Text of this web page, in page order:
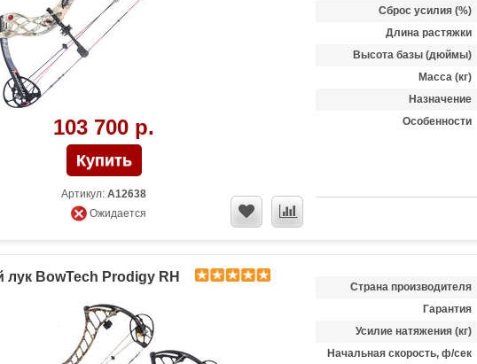
103 700 р.
Артикул: A12638
Ожидается
Сброс усилия (%)
Длина растяжки
Высота базы (дюймы)
Масса (кг)
Назначение
Особенности
BowTech Prodigy RH
Страна производителя
Гарантия
Усилие натяжения (кг)
Начальная скорость, ф/сек